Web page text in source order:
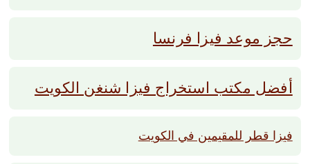
حجز موعد فيزا فرنسا
أفضل مكتب استخراج فيزا شنغن الكويت‎
فيزا قطر للمقيمين في الكويت